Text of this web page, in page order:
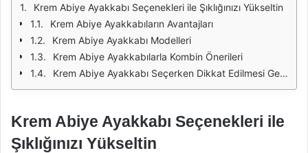
Krem Abiye Ayakkabı Seçenekleri ile Şıklığınızı Yükseltin
Krem Abiye Ayakkabıların Avantajları
Krem Abiye Ayakkabı Modelleri
Krem Abiye Ayakkabılarla Kombin Önerileri
Krem Abiye Ayakkabı Seçerken Dikkat Edilmesi Gerekenler
Krem Abiye Ayakkabı Seçenekleri ile
Şıklığınızı Yükseltin